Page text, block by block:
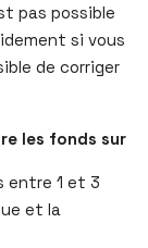
pas possible
si vous
de corriger
les fonds sur
entre 1 et 3
et la